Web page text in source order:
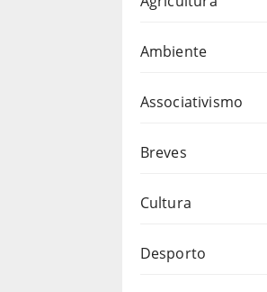
Ambiente
Associativismo
Breves
Cultura
Desporto